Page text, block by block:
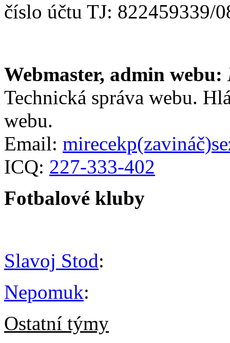
číslo účtu TJ: 822459339/
Webmaster, admin webu:
Technická správa webu.
webu.
Email:
ICQ: 227-333-402
Fotbalové kluby
Slavoj Stod:
Nepomuk:
Ostatní týmy